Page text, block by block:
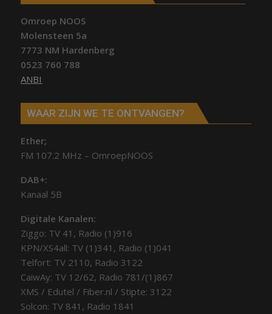
Omroep NOOS
Molensteen 5a
7773 NM Hardenberg
0523 760 788
ANBI
WAAR ZIJN WE TE ONTVANGEN?
Ether;
FM 107.2 MHz – OmroepNOOS
DAB+:
Kanaal 5B
Digitale Kanalen:
Ziggo: TV 41, Radio (1)916
KPN/XS4all: TV (1)341, Radio (1)041
Telfort: TV 2110, Radio 3122
CaiwAy: TV 12/62, Radio 781/(1)867
XMS / Edutel / Fiber.nl / Stipte: 3122
Solcon: TV 841, Radio 1841